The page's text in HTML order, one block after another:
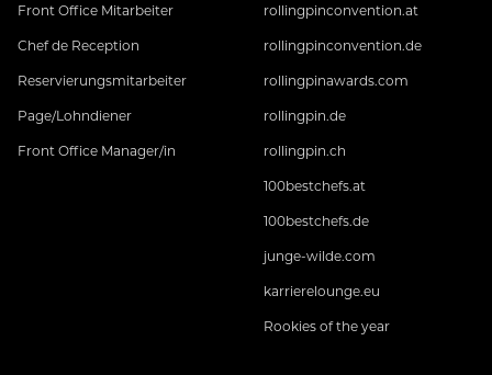
Front Office Mitarbeiter
Chef de Reception
Reservierungsmitarbeiter
Page/Lohndiener
Front Office Manager/in
rollingpinconvention.at
rollingpinconvention.de
rollingpinawards.com
rollingpin.de
rollingpin.ch
100bestchefs.at
100bestchefs.de
junge-wilde.com
karrierelounge.eu
Rookies of the year